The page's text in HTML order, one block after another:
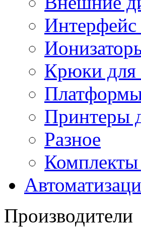
Интерфейс
Крюки для
Принтеры
Разное
Комплекты
Производители